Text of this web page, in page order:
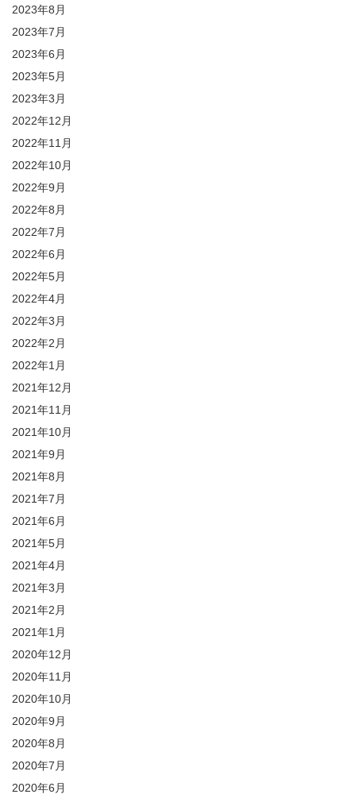
2023年8月
2023年7月
2023年6月
2023年5月
2023年3月
2022年12月
2022年11月
2022年10月
2022年9月
2022年8月
2022年7月
2022年6月
2022年5月
2022年4月
2022年3月
2022年2月
2022年1月
2021年12月
2021年11月
2021年10月
2021年9月
2021年8月
2021年7月
2021年6月
2021年5月
2021年4月
2021年3月
2021年2月
2021年1月
2020年12月
2020年11月
2020年10月
2020年9月
2020年8月
2020年7月
2020年6月